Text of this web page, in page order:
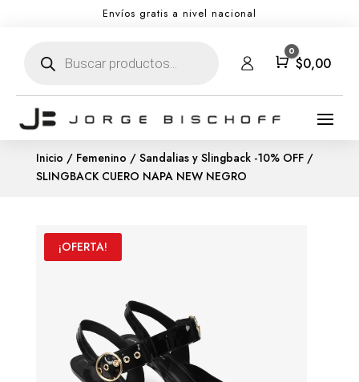
Envíos gratis a nivel nacional
productos Carro
0
$0,00
Inicio / Femenino / Sandalias y Slingback -10% OFF/
SLINGBACK CUERO NAPA NEW NEGRO
¡OFERTA!